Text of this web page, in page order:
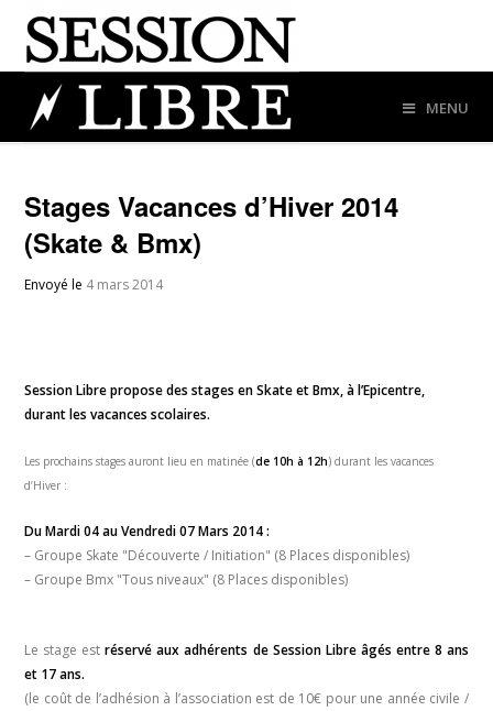
MENU
Stages Vacances d’Hiver 2014
(Skate & Bmx)
Envoyé le 4 mars 2014
Session Libre propose des stages en Skate et Bmx, à l’Epicentre,
durant les vacances scolaires.
Les prochains stages auront lieu en matinée (de 10h à 12h) durant les vacances
d’Hiver :
Du Mardi 04 au Vendredi 07 Mars 2014 :
– Groupe Skate "Découverte / Initiation" (8 Places disponibles)
– Groupe Bmx "Tous niveaux" (8 Places disponibles)
Le stage estréservé aux adhérents de Session Libre âgés entre 8 ans
et 17 ans.
(le coût de l’adhésion à l’association est de 10€ pour une année civile /